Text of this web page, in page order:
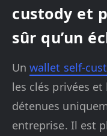
custody et
sûr qu’un
Unwallet self-
les clés privées
détenues
entreprise. Il est